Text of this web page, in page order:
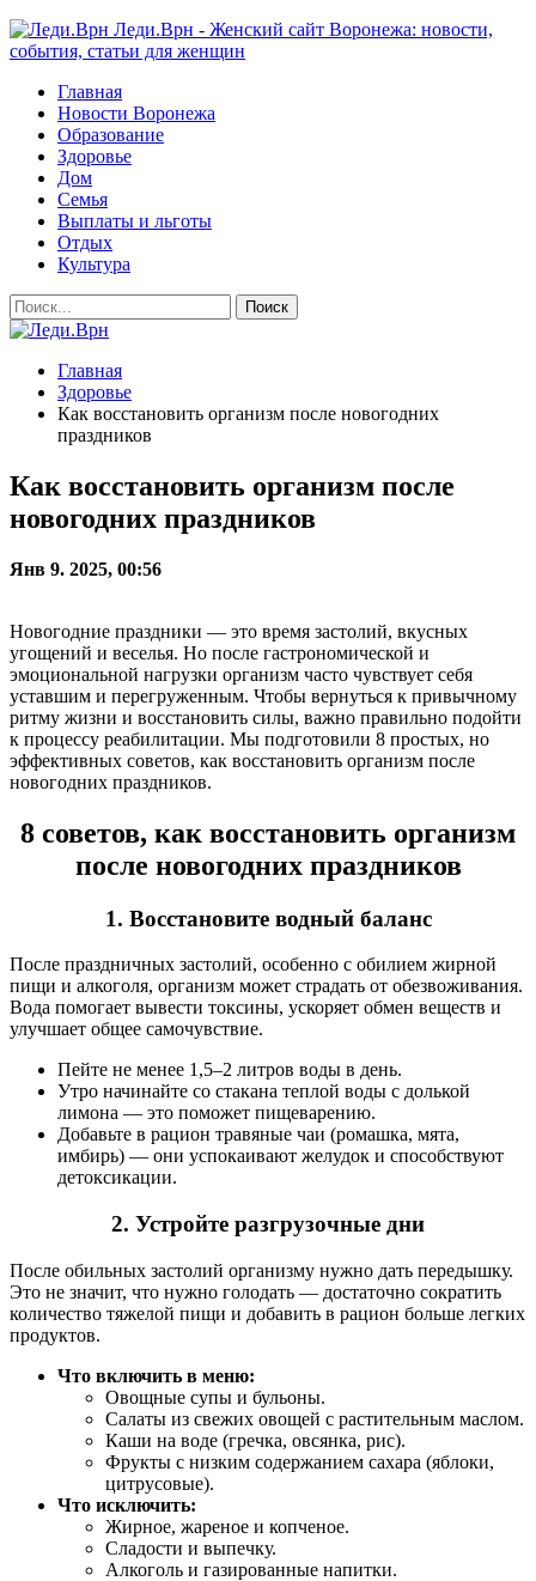
Леди.Врн - Женский сайт Воронежа: новости,
события, статьи для женщин
Главная
Новости Воронежа
Образование
Здоровье
Дом
Семья
Выплаты и льготы
Отдых
Культура
Главная
Здоровье
Как восстановить организм после новогодних
праздников
Как восстановить организм после
новогодних праздников
Янв 9. 2025, 00:56
Новогодние праздники — это время застолий, вкусных
угощений и веселья. Но после гастрономической и
эмоциональной нагрузки организм часто чувствует себя
уставшим и перегруженным. Чтобы вернуться к привычному
ритму жизни и восстановить силы, важно правильно подойти
к процессу реабилитации. Мы подготовили 8 простых, но
эффективных советов, как восстановить организм после
новогодних праздников.
8 советов, как восстановить организм
после новогодних праздников
1. Восстановите водный баланс
После праздничных застолий, особенно с обилием жирной
пищи и алкоголя, организм может страдать от обезвоживания.
Вода помогает вывести токсины, ускоряет обмен веществ и
улучшает общее самочувствие.
Пейте не менее 1,5–2 литров воды в день.
Утро начинайте со стакана теплой воды с долькой
лимона — это поможет пищеварению.
Добавьте в рацион травяные чаи (ромашка, мята,
имбирь) — они успокаивают желудок и способствуют
детоксикации.
2. Устройте разгрузочные дни
После обильных застолий организму нужно дать передышку.
Это не значит, что нужно голодать — достаточно сократить
количество тяжелой пищи и добавить в рацион больше легких
продуктов.
Что включить в меню:
Овощные супы и бульоны.
Салаты из свежих овощей с растительным маслом.
Каши на воде (гречка, овсянка, рис).
Фрукты с низким содержанием сахара (яблоки,
цитрусовые).
Что исключить:
Жирное, жареное и копченое.
Сладости и выпечку.
Алкоголь и газированные напитки.